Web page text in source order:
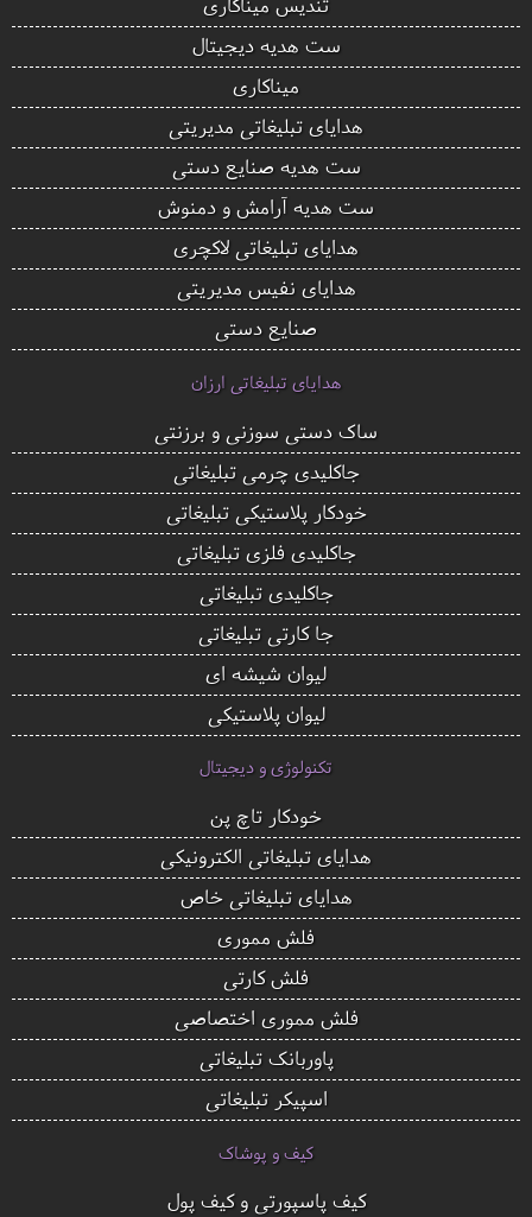
ست هدیه دیجیتال
میناکاری
هدایای تبلیغاتی مدیریتی
ست هدیه صنایع دستی
ست هدیه آرامش و دمنوش
هدایای تبلیغاتی لاکچری
هدایای نفیس مدیریتی
صنایع دستی
هدایای تبلیغاتی ارزان
ساک دستی سوزنی و برزنتی
جاکلیدی چرمی تبلیغاتی
خودکار پلاستیکی تبلیغاتی
جاکلیدی فلزی تبلیغاتی
جاکلیدی تبلیغاتی
جا کارتی تبلیغاتی
لیوان شیشه ای
لیوان پلاستیکی
تکنولوژی و دیجیتال
خودکار تاچ پن
هدایای تبلیغاتی الکترونیکی
هدایای تبلیغاتی خاص
فلش مموری
فلش کارتی
فلش مموری اختصاصی
پاوربانک تبلیغاتی
اسپیکر تبلیغاتی
کیف و پوشاک
کیف پاسپورتی و کیف پول